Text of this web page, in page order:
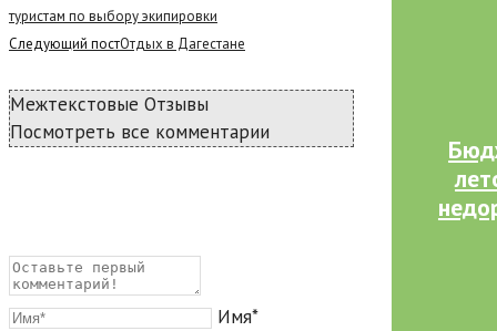
туристам по выбору экипировки
Следующий постОтдых в Дагестане
Межтекстовые Отзывы
Посмотреть все комментарии
Имя*